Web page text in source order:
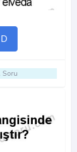
D
Soru